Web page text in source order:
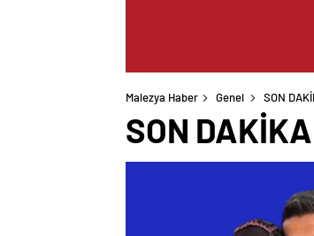
Malezya Haber Genel SON
SON